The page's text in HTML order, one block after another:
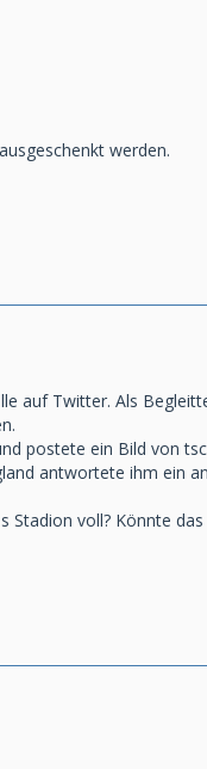
werden.
auf Twitter. Als
postete ein Bild von
antwortete ihm ein
Stadion voll? Könnte